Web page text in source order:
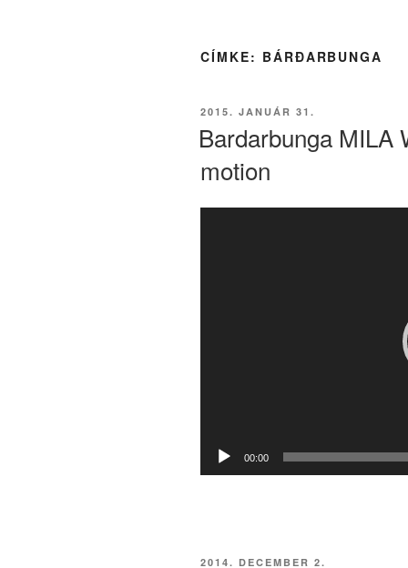
CÍMKE: BÁRÐARBUNGA
BEKÜLDVE:
2015. JANUÁR 31.
Bardarbunga MILA
motion
00:00
BEKÜLDVE:
2014. DECEMBER 2.